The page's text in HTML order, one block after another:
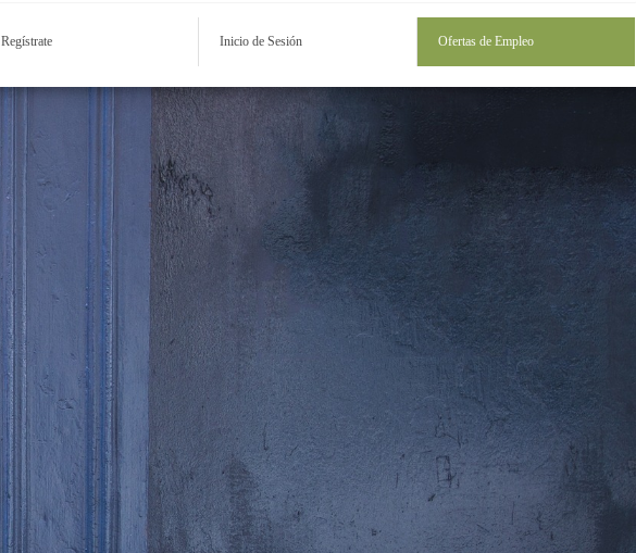
Regístrate Inicio de Sesión Ofertas de Empleo